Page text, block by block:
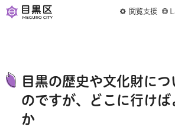
閲覧支援
目黒の歴史や文化財に
のですが、どこに行けば
か